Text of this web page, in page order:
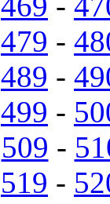
479 -
489 -
499 -
509 -
519 -